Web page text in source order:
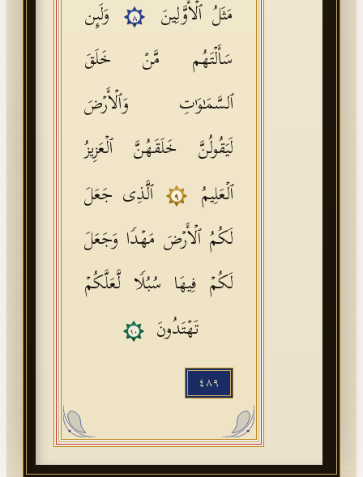
مَثَلُ ٱلۡأَوَّلِینَ
٨
وَلَىِٕن
سَأَلۡتَهُم مَّنۡ خَلَقَ
ٱلسَّمَـٰوَ ٰ⁠تِ وَٱلۡأَرۡضَ
لَیَقُولُنَّ خَلَقَهُنَّ ٱلۡعَزِیزُ
ٱلۡعَلِیمُ
٩
ٱلَّذِی جَعَلَ
لَكُمُ ٱلۡأَرۡضَ مَهۡدࣰا وَجَعَلَ
لَكُمۡ فِیهَا سُبُلࣰا لَّعَلَّكُمۡ
تَهۡتَدُونَ
١٠
٤٨٩